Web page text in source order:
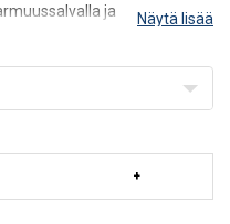
ja
liitoslenkin avulla.
Näytä lisää